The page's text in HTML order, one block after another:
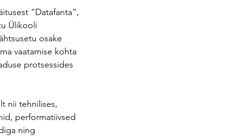
“Datafanta”,
Ülikooli
osake
vaatamise kohta
protsessides
nii tehnilises,
performatiivsed
ning